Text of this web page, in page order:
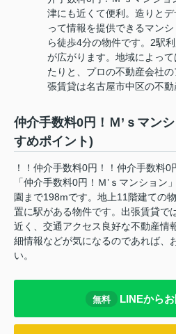
津にも近くて便利。造りと
って情報を提供できるマン
ら徒歩4分の物件です。2駅
が広がります。地域によっ
たりと、プロの不動産会社
張賃貸は名古屋市中区の不動
仲介手数料0円！Ｍ’ｓマン
すめポイント)
！！仲介手数料0円！！仲介手数料0
「仲介手数料0円！Ｍ’ｓマンショ
園まで198mです。地上11階建ての
置に駅がある物件です。出張賃貸で
近く、交通アクセス良好な不動産情
細情報などが気になるのであれば、
い。
無料 LINEから